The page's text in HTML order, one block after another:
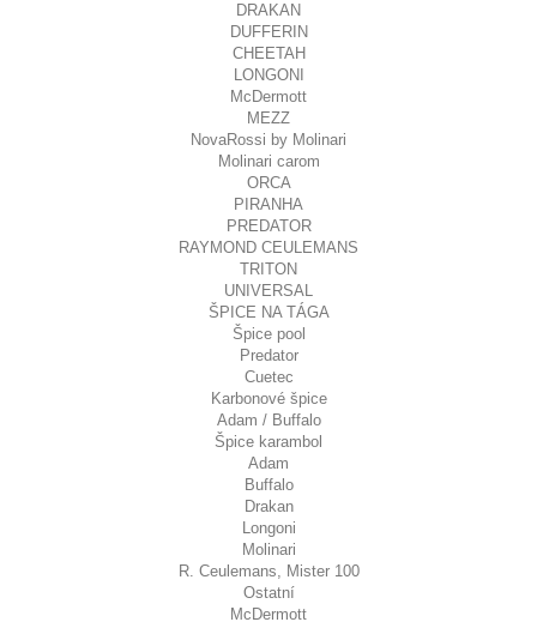
DRAKAN
DUFFERIN
CHEETAH
LONGONI
McDermott
MEZZ
NovaRossi by Molinari
Molinari carom
ORCA
PIRANHA
PREDATOR
RAYMOND CEULEMANS
TRITON
UNIVERSAL
ŠPICE NA TÁGA
Špice pool
Predator
Cuetec
Karbonové špice
Adam / Buffalo
Špice karambol
Adam
Buffalo
Drakan
Longoni
Molinari
R. Ceulemans, Mister 100
Ostatní
McDermott